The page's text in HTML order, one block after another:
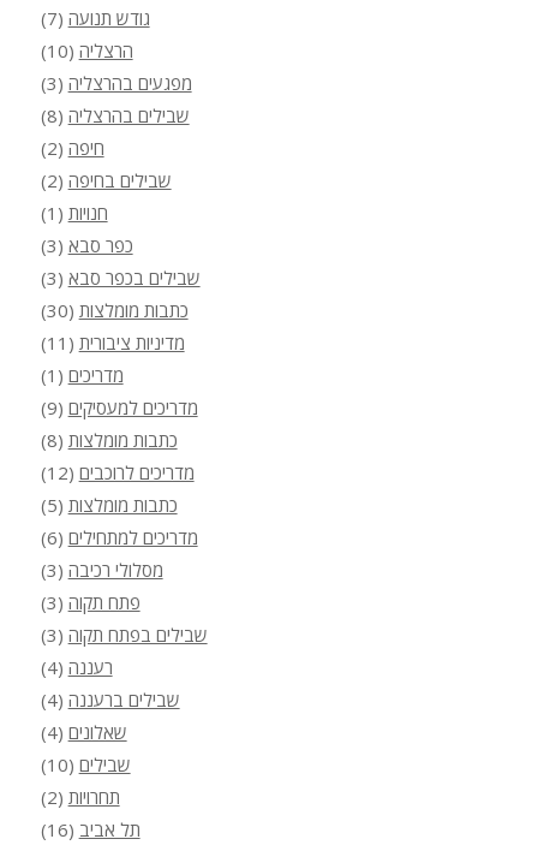
גודש תנועה (7)
הרצליה (10)
מפגעים בהרצליה (3)
שבילים בהרצליה (8)
חיפה (2)
שבילים בחיפה (2)
חנויות (1)
כפר סבא (3)
שבילים בכפר סבא (3)
כתבות מומלצות (30)
מדיניות ציבורית (11)
מדריכים (1)
מדריכים למעסיקים (9)
כתבות מומלצות (8)
מדריכים לרוכבים (12)
כתבות מומלצות (5)
מדריכים למתחילים (6)
מסלולי רכיבה (3)
פתח תקוה (3)
שבילים בפתח תקוה (3)
רעננה (4)
שבילים ברעננה (4)
שאלונים (4)
שבילים (10)
תחרויות (2)
תל אביב (16)